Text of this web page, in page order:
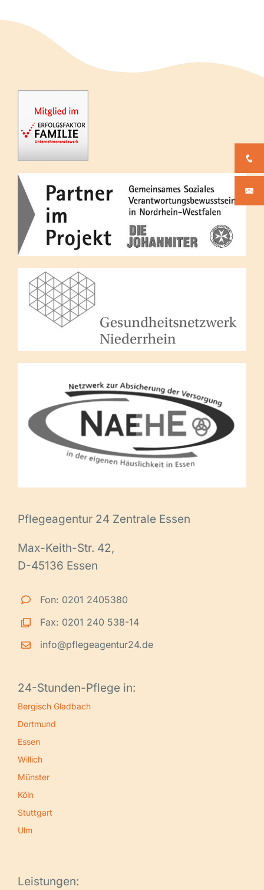
Pflegeagentur 24 Zentrale Essen
Max-Keith-Str. 42,
D-45136 Essen
Fon: 0201 2405380
Fax: 0201 240 538-14
info@pflegeagentur24.de
24-Stunden-Pflege in:
Bergisch Gladbach
Dortmund
Essen
Willich
Münster
Köln
Stuttgart
Ulm
Leistungen: